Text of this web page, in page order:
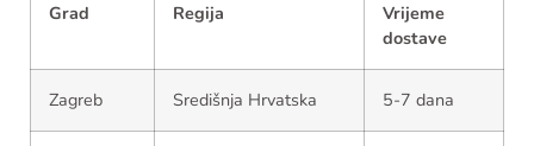
Grad Regija
Vrijeme
dostave
Zagreb Središnja Hrvatska 5-7 dana